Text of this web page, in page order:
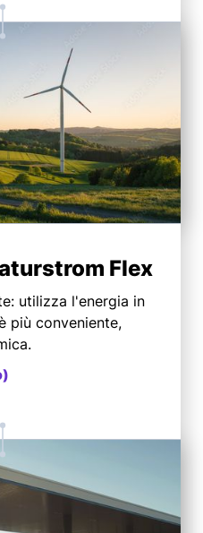
Flex
utilizza l'energia in
più conveniente,